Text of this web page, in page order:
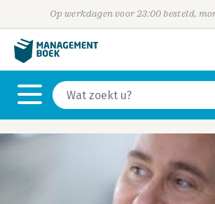
Op werkdagen voor 23:00 besteld,